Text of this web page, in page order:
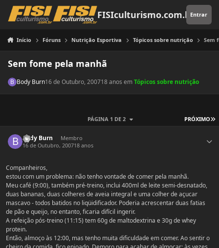
Pular para o conteúdo
FISIculturismo.com.brEntrar
Início Fóruns Nutrição Esportiva Tópicos sobre nutrição Sem
Sem fome pela manhã
Body Burn16 de Outubro, 200718 anos emTópicos sobre nutrição
PRÓXIMO
PÁGINA 1 DE 2
Body Burn
Membro
16 de Outubro, 200718 anos
Companheiros,
estou com um problema: não tenho vontade de comer pela manhã.
Meu café (9:00), também pré-treino, inclui 400ml de leite semi-desnatado,
duas bananas, duas colheres de aveia integral e uma colher de açucar
mascavo - todos batidos no liqüidificador. Poderia acrescentar duas fatias
de pão e queijo, no entanto, ficaria difícil ingerir.
A refeição pós-treino (11:15) tem 60g de maltodextrina e 30g de whey
protein.
Então, almoço às 12:00, mas tenho muita dificuldade em comer. Ao sentir o